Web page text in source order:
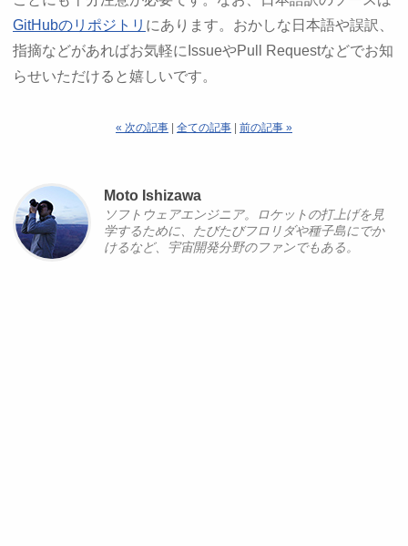
GitHubのリポジトリ にあります。おかしな日本語や誤訳、
指摘などがあればお気軽にIssueやPull Requestなどでお知
らせいただけると嬉しいです。
« 次の記事 全ての記事 前の記事 »
Moto Ishizawa
ソフトウェアエンジニア。ロケットの打上げを見
学するために、たびたびフロリダや種子島にでか
けるなど、宇宙開発分野のファンでもある。